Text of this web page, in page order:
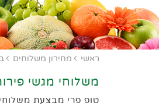
ראשי מחירון משלוחים
משלוחי מגשי
טופ פרי מבצעת